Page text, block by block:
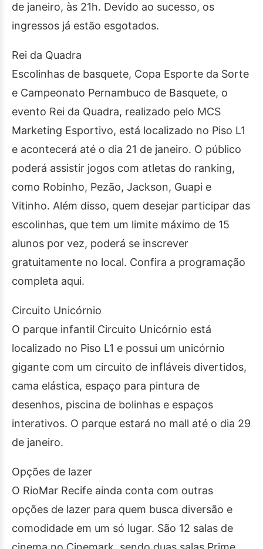
de janeiro, às 21h. Devido ao sucesso, os
ingressos já estão esgotados.
Rei da Quadra
Escolinhas de basquete, Copa Esporte da Sorte
e Campeonato Pernambuco de Basquete, o
evento Rei da Quadra, realizado pelo MCS
Marketing Esportivo, está localizado no Piso L1
e acontecerá até o dia 21 de janeiro. O público
poderá assistir jogos com atletas do ranking,
como Robinho, Pezão, Jackson, Guapi e
Vitinho. Além disso, quem desejar participar das
escolinhas, que tem um limite máximo de 15
alunos por vez, poderá se inscrever
gratuitamente no local. Confira a programação
completa aqui.
Circuito Unicórnio
O parque infantil Circuito Unicórnio está
localizado no Piso L1 e possui um unicórnio
gigante com um circuito de infláveis divertidos,
cama elástica, espaço para pintura de
desenhos, piscina de bolinhas e espaços
interativos. O parque estará no mall até o dia 29
de janeiro.
Opções de lazer
O RioMar Recife ainda conta com outras
opções de lazer para quem busca diversão e
comodidade em um só lugar. São 12 salas de